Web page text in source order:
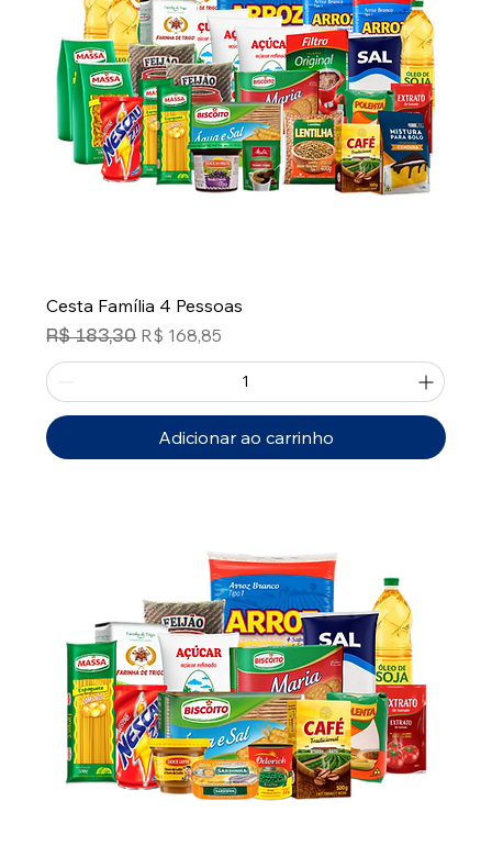
Cesta Família 4 Pessoas
Preço normal
R$ 183,30 Preço promocional
R$ 168,85
Adicionar ao carrinho